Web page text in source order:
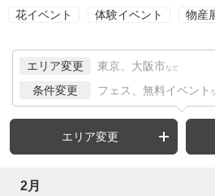
花イベント 体験イベント 物産
エリア変更 東京、大阪市 など
条件変更 フェス、無料イベント
エリア変更
2月